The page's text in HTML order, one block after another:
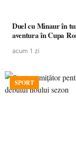
Duel cu Minaur în
aventura în Cupa
acum 1 zi
SPORT